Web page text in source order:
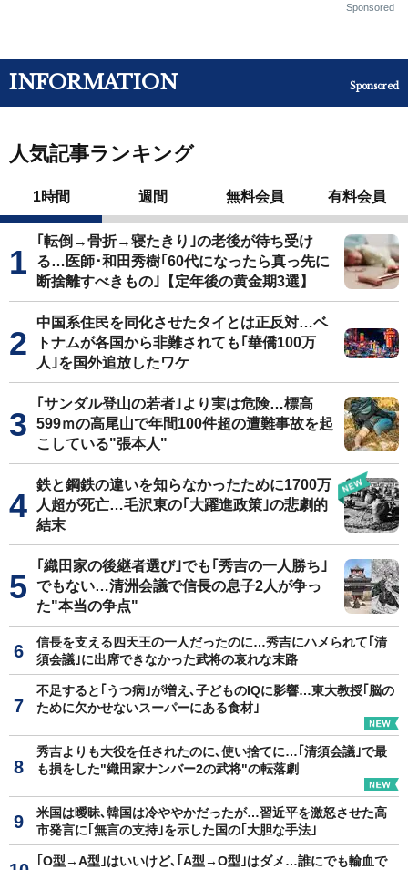
Sponsored
INFORMATION Sponsored
人気記事ランキング
1時間 週間 無料会員 有料会員
｢転倒→骨折→寝たきり｣の老後が待ち受け
る…医師･和田秀樹｢60代になったら真っ先に
断捨離すべきもの｣【定年後の黄金期3選】
中国系住民を同化させたタイとは正反対…ベ
トナムが各国から非難されても｢華僑100万
人｣を国外追放したワケ
｢サンダル登山の若者｣より実は危険…標高
599ｍの高尾山で年間100件超の遭難事故を起
こしている"張本人"
鉄と鋼鉄の違いを知らなかったために1700万
人超が死亡…毛沢東の｢大躍進政策｣の悲劇的
結末
｢織田家の後継者選び｣でも｢秀吉の一人勝ち｣
でもない…清洲会議で信長の息子2人が争っ
た"本当の争点"
信長を支える四天王の一人だったのに…秀吉にハメられて｢清
須会議｣に出席できなかった武将の哀れな末路
不足すると｢うつ病｣が増え､子どものIQに影響…東大教授｢脳の
ために欠かせないスーパーにある食材｣
秀吉よりも大役を任されたのに､使い捨てに…｢清須会議｣で最
も損をした"織田家ナンバー2の武将"の転落劇
米国は曖昧､韓国は冷ややかだったが…習近平を激怒させた高
市発言に｢無言の支持｣を示した国の｢大胆な手法｣
｢O型→A型｣はいいけど､｢A型→O型｣はダメ…誰にでも輸血で